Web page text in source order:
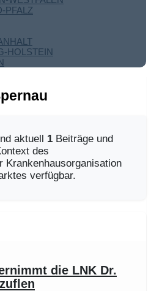
PFALZ
HOLSTEIN
aktuell 1 Beiträge und
des
Krankenhausorganisation
verfügbar.
die LNK Dr.